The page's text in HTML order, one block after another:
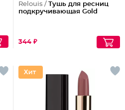
Relouis / Тушь для ресниц
подкручивающая Gold
344 ₽